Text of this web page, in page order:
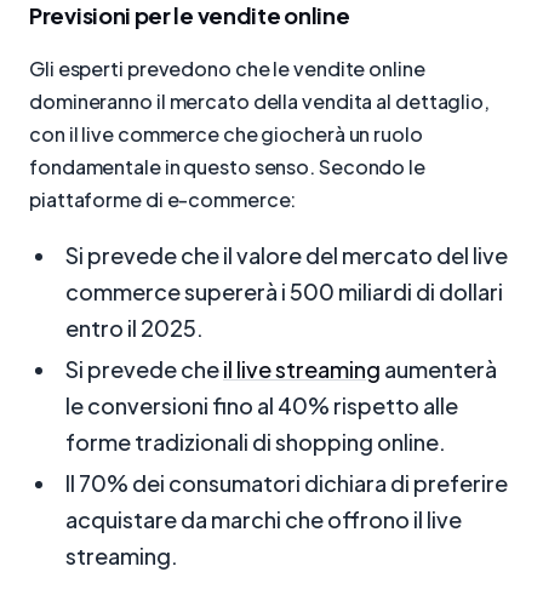
Previsioni per le vendite online
Gli esperti prevedono che le vendite online
domineranno il mercato della vendita al dettaglio,
con il live commerce che giocherà un ruolo
fondamentale in questo senso. Secondo le
piattaforme di e-commerce:
Si prevede che il valore del mercato del live
commerce supererà i 500 miliardi di dollari
entro il 2025.
Si prevede cheil live streaming aumenterà
le conversioni fino al 40% rispetto alle
forme tradizionali di shopping online.
Il 70% dei consumatori dichiara di preferire
acquistare da marchi che offrono il live
streaming.